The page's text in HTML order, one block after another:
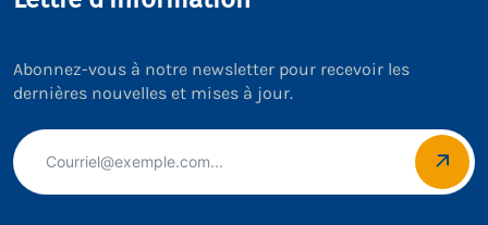
Abonnez-vous à notre newsletter pour recevoir les
dernières nouvelles et mises à jour.